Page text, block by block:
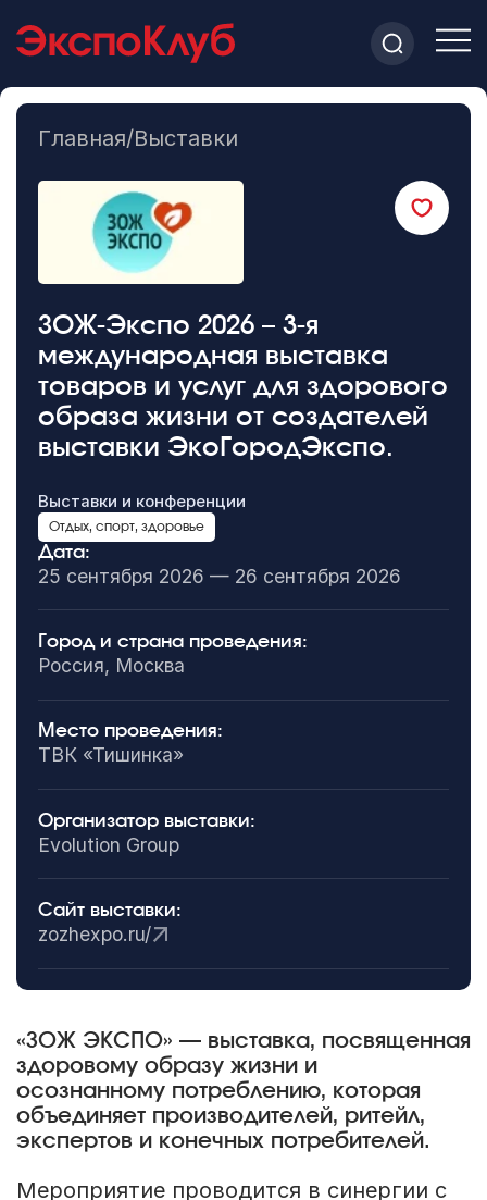
Главная/Выставки
ЗОЖ-Экспо 2026 – 3-я
международная выставка
товаров и услуг для здорового
образа жизни от создателей
выставки ЭкоГородЭкспо.
Выставки и конференции
Отдых, спорт, здоровье
Дата:
25 сентября 2026 — 26 сентября 2026
Город и страна проведения:
Россия, Москва
Место проведения:
ТВК «Тишинка»
Организатор выставки:
Evolution Group
Сайт выставки:
zozhexpo.ru/
«ЗОЖ ЭКСПО» — выставка, посвященная
здоровому образу жизни и
осознанному потреблению, которая
объединяет производителей, ритейл,
экспертов и конечных потребителей.
Мероприятие проводится в синергии с